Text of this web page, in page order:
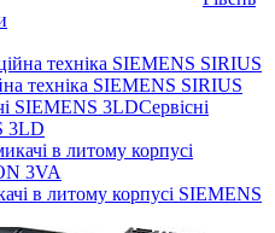
техніка SIEMENS SIRIUS
Сервісні
3LD
в литому корпусі SIEMENS